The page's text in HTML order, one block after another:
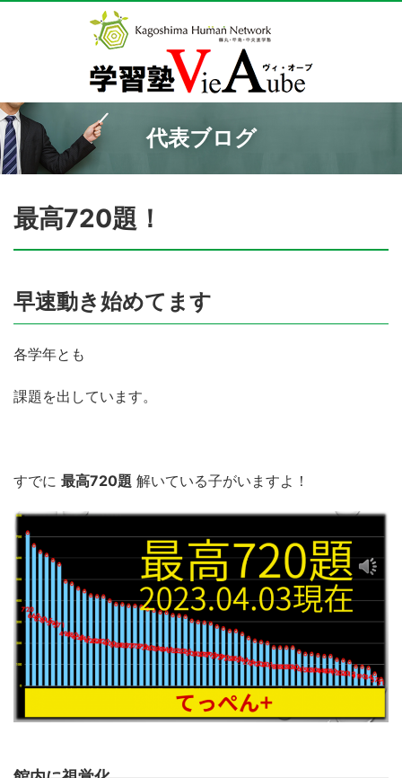
代表ブログ
最高720題！
早速動き始めてます
各学年とも
課題を出しています。
すでに 最高720題 解いている子がいますよ！